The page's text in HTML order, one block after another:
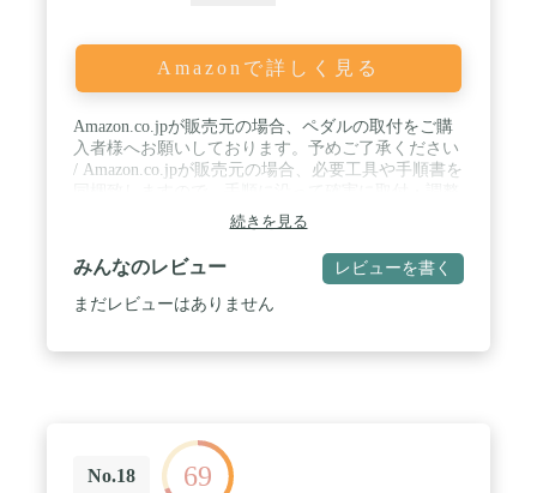
Amazonで詳しく見る
Amazon.co.jpが販売元の場合、ペダルの取付をご購
入者様へお願いしております。予めご了承ください
/ Amazon.co.jpが販売元の場合、必要工具や手順書を
をお願いします / フォールディングサイズ:高さ
66cm x 幅 81cm x 奥行 57cm / 重量:9.9kg(ペダルを除
く) / 推奨身長:145cm - 195cm
続きを見る
みんなのレビュー レビューを書く
まだレビューはありません
No.18 69